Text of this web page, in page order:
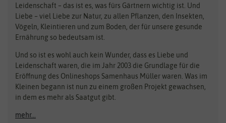
Obstsamen
Pilzbrut
Rasensamen
Steckzwiebeln
Zimmer & Kübelpflanzen
Kataloge
Schnäppchen
Anzucht & Gartenzubehör
Anzuchtschalen
Bingenheimer Saatgut
Bionana
BIOWOL
Blumicorn
Bûten Birds
Dürr-Samen
Feldsaaten Freudenberger
Fertil
Flora Elite
Leidenschaft – das ist es, was fürs Gärtnern wichtig ist. Und
Liebe – viel Liebe zur Natur, zu allen Pflanzen, den Insekten,
Vögeln, Kleintieren und zum Boden, der für unsere gesunde
Ernährung so bedeutsam ist.
Und so ist es wohl auch kein Wunder, dass es Liebe und
Leidenschaft waren, die im Jahr 2003 die Grundlage für die
Eröffnung des Onlineshops Samenhaus Müller waren. Was im
Kleinen begann ist nun zu einem großen Projekt gewachsen,
in dem es mehr als Saatgut gibt.
mehr...